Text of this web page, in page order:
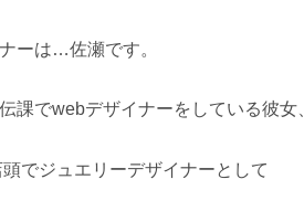
ーは…佐瀬です。
課でwebデザイナーをしている彼女
でジュエリーデザイナーとして